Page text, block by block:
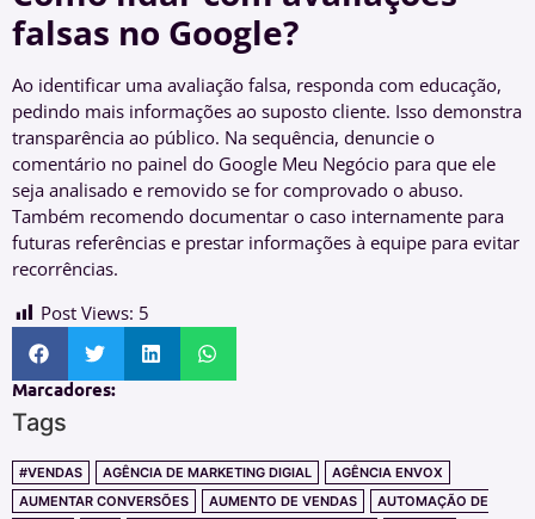
falsas no Google?
Ao identificar uma avaliação falsa, responda com educação,
pedindo mais informações ao suposto cliente. Isso demonstra
transparência ao público. Na sequência, denuncie o
comentário no painel do Google Meu Negócio para que ele
seja analisado e removido se for comprovado o abuso.
Também recomendo documentar o caso internamente para
futuras referências e prestar informações à equipe para evitar
recorrências.
Post Views: 5
Marcadores:
Tags
#VENDAS AGÊNCIA DE MARKETING DIGIAL
AGÊNCIA ENVOX
AUMENTAR CONVERSÕES
AUMENTO DE VENDAS
AUTOMAÇÃO DE